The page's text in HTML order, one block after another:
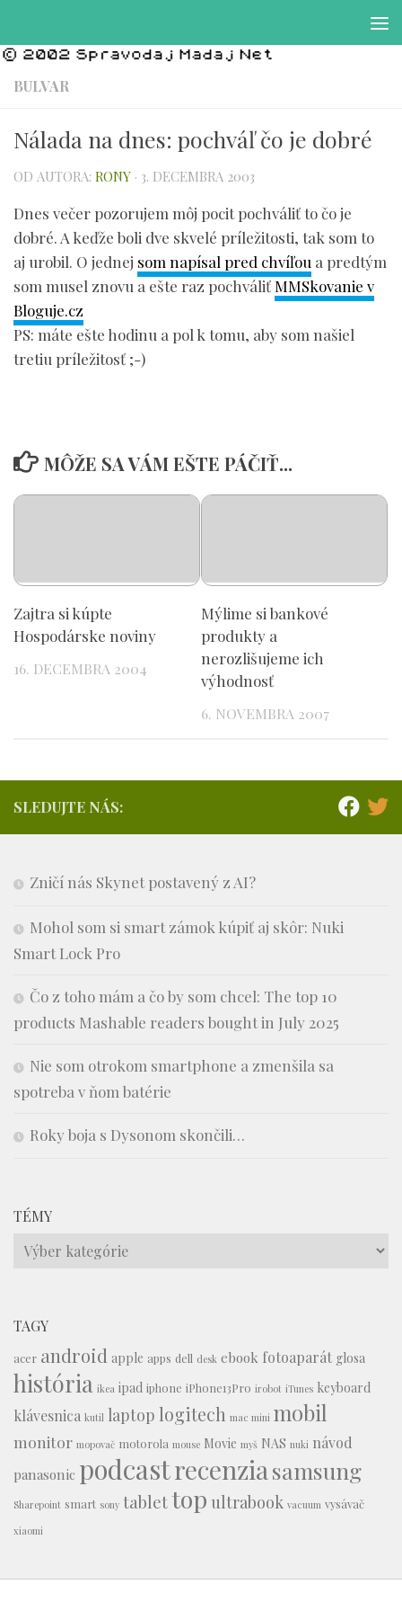
BULVAR
Nálada na dnes: pochváľ čo je dobré
OD AUTORA: RONY · 3. DECEMBRA 2003
Dnes večer pozorujem môj pocit pochváliť to čo je
dobré. A keďže boli dve skvelé príležitosti, tak som to
aj urobil. O jednej som napísal pred chvíľou a predtým
som musel znovu a ešte raz pochváliťMMSkovanie v
Bloguje.cz
PS: máte ešte hodinu a pol k tomu, aby som našiel
tretiu príležitosť ;-)
MÔŽE SA VÁM EŠTE PÁČIŤ...
Zajtra si kúpte
Hospodárske noviny
16. DECEMBRA 2004
Mýlime si bankové
produkty a
nerozlišujeme ich
výhodnosť
6. NOVEMBRA 2007
SLEDUJTE NÁS:
Zničí nás Skynet postavený z AI?
Mohol som si smart zámok kúpiť aj skôr: Nuki
Smart Lock Pro
Čo z toho mám a čo by som chcel: The top 10
products Mashable readers bought in July 2025
Nie som otrokom smartphone a zmenšila sa
spotreba v ňom batérie
Roky boja s Dysonom skončili…
TÉMY
Témy
TAGY
acer android apple apps dell desk ebook fotoaparát glosa
história ikea ipad iphone iPhone13Pro irobot iTunes keyboard
klávesnica kutil laptop logitech mac mini mobil
monitor mopovač motorola mouse Movie myš NAS nuki návod
panasonic podcastrecenziasamsung
Sharepoint smart sony tablettop ultrabook vacuum vysávač
xiaomi